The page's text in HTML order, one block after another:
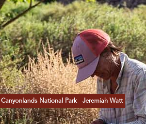
Canyonlands National Park Jeremiah Watt